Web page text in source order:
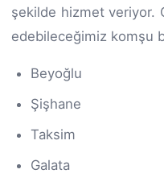
şekilde hizmet veriyor.
edebileceğimiz komşu
Beyoğlu
Şişhane
Taksim
Galata